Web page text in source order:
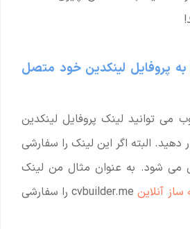
به پروفایل لینکدین خود متصل
می توانید لینک پروفایل لینکدین
دهید. البته اگر این لینک را سفارشی
می شود. به عنوان مثال من لینک
ساز آنلاین
cvbuilder.me را سفارشی